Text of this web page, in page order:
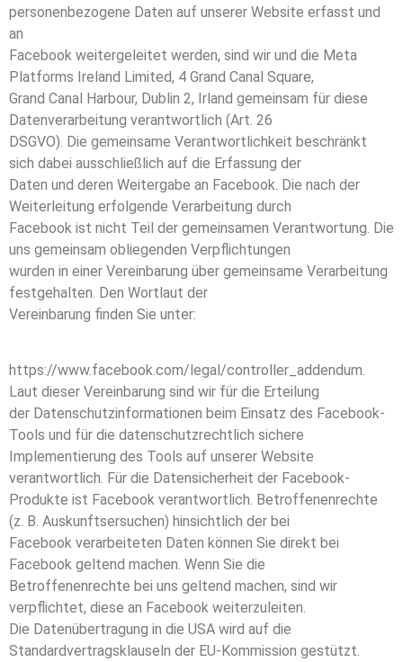
personenbezogene Daten auf unserer Website erfasst und
an
Facebook weitergeleitet werden, sind wir und die Meta
Platforms Ireland Limited, 4 Grand Canal Square,
Grand Canal Harbour, Dublin 2, Irland gemeinsam für diese
Datenverarbeitung verantwortlich (Art. 26
DSGVO). Die gemeinsame Verantwortlichkeit beschränkt
sich dabei ausschließlich auf die Erfassung der
Daten und deren Weitergabe an Facebook. Die nach der
Weiterleitung erfolgende Verarbeitung durch
Facebook ist nicht Teil der gemeinsamen Verantwortung. Die
uns gemeinsam obliegenden Verpflichtungen
wurden in einer Vereinbarung über gemeinsame Verarbeitung
festgehalten. Den Wortlaut der
Vereinbarung finden Sie unter:
https://www.facebook.com/legal/controller_addendum.
Laut dieser Vereinbarung sind wir für die Erteilung
der Datenschutzinformationen beim Einsatz des Facebook-
Tools und für die datenschutzrechtlich sichere
Implementierung des Tools auf unserer Website
verantwortlich. Für die Datensicherheit der Facebook-
Produkte ist Facebook verantwortlich. Betroffenenrechte
(z. B. Auskunftsersuchen) hinsichtlich der bei
Facebook verarbeiteten Daten können Sie direkt bei
Facebook geltend machen. Wenn Sie die
Betroffenenrechte bei uns geltend machen, sind wir
verpflichtet, diese an Facebook weiterzuleiten.
Die Datenübertragung in die USA wird auf die
Standardvertragsklauseln der EU-Kommission gestützt.